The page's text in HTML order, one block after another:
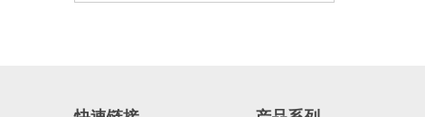
fbuseal